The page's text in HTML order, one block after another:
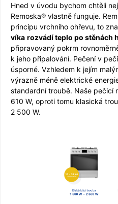
Hned v úvodu bychom chtěli
Remoska® vlastně funguje.
principu vrchního ohřevu, to
víka rozvádí teplo po stěnách
připravovaný pokrm
k jeho připalování. Pečení v
úsporné. Vzhledem k jejím
výrazně méně elektrické
standardní troubě. Naše pečicí
610 W, oproti tomu klasická
2 500 W.